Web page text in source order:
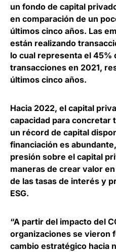
un fondo de capital
en comparación de un
últimos cinco años. Las
están realizando
lo cual representa el 45%
transacciones en 2021,
últimos cinco años.
Hacia 2022, el capital
capacidad para concretar
un récord de capital
financiación es
presión sobre el capital
maneras de crear valor
de las tasas de interés y
ESG.
“A partir del impacto del
organizaciones se vieron
cambio estratégico hacia